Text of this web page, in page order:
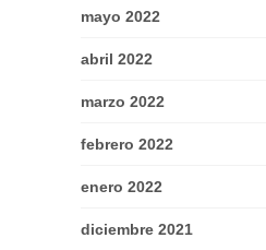
mayo 2022
abril 2022
marzo 2022
febrero 2022
enero 2022
diciembre 2021